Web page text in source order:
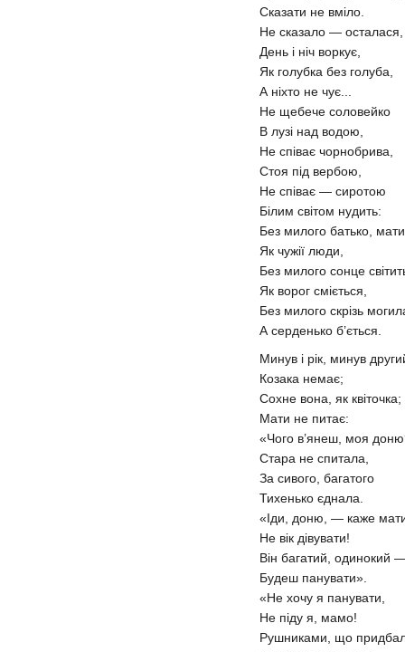
Сказати не вміло.
Не сказало — осталася,
День і ніч воркує,
Як голубка без голуба,
А ніхто не чує...
Не щебече соловейко
В лузі над водою,
Не співає чорнобрива,
Стоя під вербою,
Не співає — сиротою
Білим світом нудить:
Без милого батько,
Як чужії люди,
Без милого сонце
Як ворог сміється,
Без милого скрізь
А серденько б’ється.
Минув і рік, минув
Козака немає;
Сохне вона, як квіточка;
Мати не питає:
«Чого в’янеш, моя
Стара не спитала,
За сивого, багатого
Тихенько єднала.
«Іди, доню, — каже
Не вік дівувати!
Він багатий, одинокий
Будеш панувати».
«Не хочу я панувати,
Не піду я, мамо!
Рушниками, що